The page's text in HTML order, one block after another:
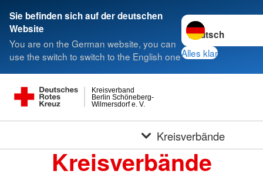
Sie befinden sich auf der deutschen
Website
You are on the German website, you can
use the switch to switch to the English one
Sprache wechseln
Alles klar
Wilmersdorf e. V.
Berlin Schöneberg-
Kreisverband
Kreisverbände
Kreisverbände